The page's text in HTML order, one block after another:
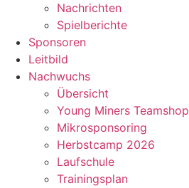
Nachrichten
Spielberichte
Sponsoren
Leitbild
Nachwuchs
Übersicht
Young Miners Teamshop
Mikrosponsoring
Herbstcamp 2026
Laufschule
Trainingsplan